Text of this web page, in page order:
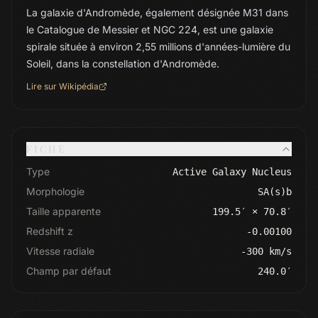
La galaxie d'Andromède, également désignée M31 dans
le Catalogue de Messier et NGC 224, est une galaxie
spirale située à environ 2,55 millions d'années-lumière du
Soleil, dans la constellation d'Andromède.
Lire sur Wikipédia
FICHE
Type Active Galaxy Nucleus
Morphologie SA(s)b
Taille apparente 199.5′ × 70.8′
Redshift z -0.00100
Vitesse radiale -300 km/s
Champ par défaut 240.0′